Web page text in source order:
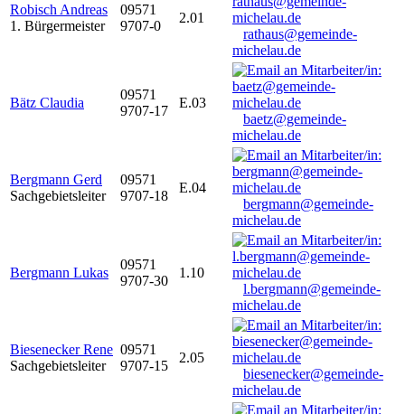
Robisch Andreas
1. Bürgermeister
09571
9707-0
2.01
rathaus@gemeinde-
michelau.de
Bätz Claudia
09571
9707-17
E.03
baetz@gemeinde-
michelau.de
Bergmann Gerd
Sachgebietsleiter
09571
9707-18
E.04
bergmann@gemeinde-
michelau.de
Bergmann Lukas
09571
9707-30
1.10
l.bergmann@gemeinde-
michelau.de
Biesenecker Rene
Sachgebietsleiter
09571
9707-15
2.05
biesenecker@gemeinde-
michelau.de